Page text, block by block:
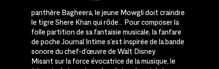
panthère Bagheera, le jeune Mowgli doit craindre
le tigre Shere Khan qui rôde… Pour composer la
folle partition de sa fantaisie musicale, la fanfare
de poche Journal Intime s’est inspirée de la bande
sonore du chef-d’œuvre de Walt Disney.
Misant sur la force évocatrice de la musique, le